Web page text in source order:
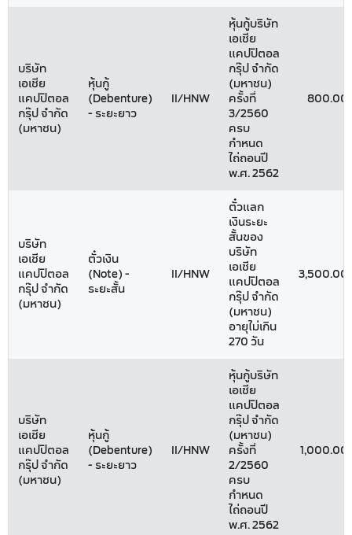
บริษัท
เอเชีย
แคปปิตอล
กรุ๊ป จำกัด
(มหาชน)
หุ้นกู้
(Debenture)
- ระยะยาว
II/HNW
หุ้นกู้บริษัท
เอเชีย
แคปปิตอล
กรุ๊ป จำกัด
(มหาชน)
ครั้งที่
3/2560
ครบ
กำหนด
ไถ่ถอนปี
พ.ศ. 2562
800.00
บริษัท
เอเชีย
แคปปิตอล
กรุ๊ป จำกัด
(มหาชน)
ตั๋วเงิน
(Note) -
ระยะสั้น
II/HNW
ตั๋วแลก
เงินระยะ
สั้นของ
บริษัท
เอเชีย
แคปปิตอล
กรุ๊ป จำกัด
(มหาชน)
อายุไม่เกิน
270 วัน
3,500.00
บริษัท
เอเชีย
แคปปิตอล
กรุ๊ป จำกัด
(มหาชน)
หุ้นกู้
(Debenture)
- ระยะยาว
II/HNW
หุ้นกู้บริษัท
เอเชีย
แคปปิตอล
กรุ๊ป จำกัด
(มหาชน)
ครั้งที่
2/2560
ครบ
กำหนด
ไถ่ถอนปี
พ.ศ. 2562
1,000.00